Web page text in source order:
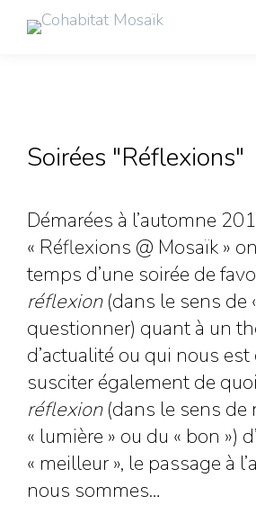
Soirées "Réflexions"
Démarées à l’automne
« Réflexions @ Mosaïk »
temps d’une soirée de
réflexion(dans le sens de
questionner) quant à un
d’actualité ou qui nous est
susciter également de
réflexion(dans le sens de
« lumière » ou du « bon »)
« meilleur », le passage à
nous sommes…